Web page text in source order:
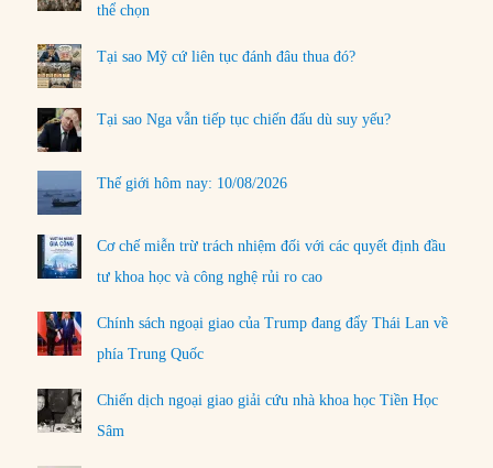
thể chọn
Tại sao Mỹ cứ liên tục đánh đâu thua đó?
Tại sao Nga vẫn tiếp tục chiến đấu dù suy yếu?
Thế giới hôm nay: 10/08/2026
Cơ chế miễn trừ trách nhiệm đối với các quyết định đầu
tư khoa học và công nghệ rủi ro cao
Chính sách ngoại giao của Trump đang đẩy Thái Lan về
phía Trung Quốc
Chiến dịch ngoại giao giải cứu nhà khoa học Tiền Học
Sâm